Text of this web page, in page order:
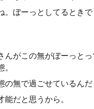
。ぼーっとしてるときで
んがこの無がぼーっと
の無で過ごせているんだ
だと思うから。